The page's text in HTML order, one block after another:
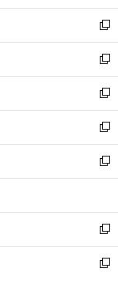
開
く
ウ
で
開
く
ン
ド
ウ
で
開
く
ウ
ィ
ン
ド
ウ
で
開
く
新
し
い
ウ
ィ
ン
ド
ウ
で
開
新
し
い
ウ
ィ
ン
ド
ウ
開
く
新
し
い
ウ
ィ
ン
ウ
で
開
く
新
し
い
ウ
ン
ド
ウ
で
新
し
ウ
ィ
ン
ド
新
し
い
新